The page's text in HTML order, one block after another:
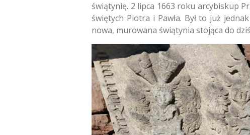
świątynię. 2 lipca 1663 roku arcybiskup
świętych Piotra i Pawła. Był to już
nowa, murowana świątynia stojąca do